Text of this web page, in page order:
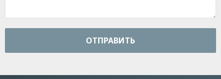
ОТПРАВИТЬ